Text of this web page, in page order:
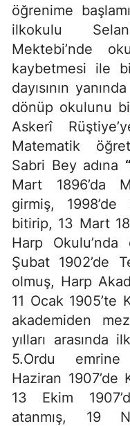
öğrenime
ilkokulu
Mektebi’nde
kaybetmesi ile
dayısının
dönüp okulunu
Askerî
Matematik
Sabri Bey adına
Mart 1896’da
girmiş, 1998’de
bitirip, 13 Mart
Harp Okulu’nda
Şubat 1902’de
olmuş, Harp
11 Ocak 1905’te
akademiden
yılları arasında
5.Ordu
Haziran 1907’de
13 Ekim
atanmış, 19